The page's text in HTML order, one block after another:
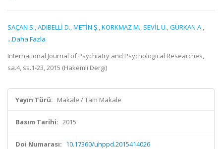
SAÇAN S.,ADIBELLİ D.,METİN Ş.,KORKMAZ M., SEVİL Ü.,GÜRKAN A.,
...Daha Fazla
International Journal of Psychiatry and Psychological Researches,
sa.4, ss.1-23, 2015 (Hakemli Dergi)
Yayın Türü: Makale / Tam Makale
Basım Tarihi: 2015
Doi Numarası: 10.17360/uhppd.2015414026